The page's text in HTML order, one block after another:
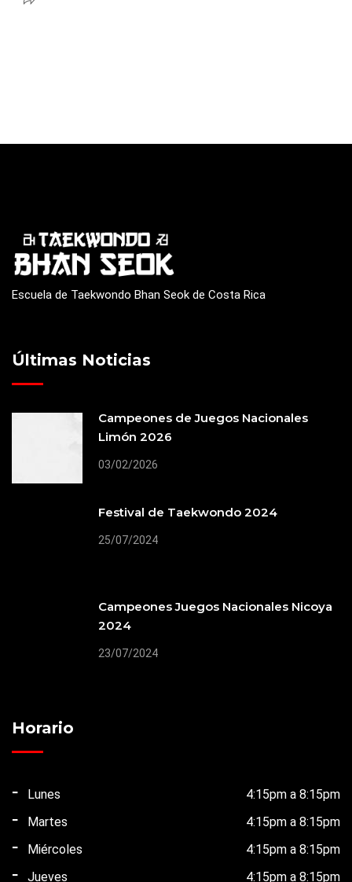
Escuela de Taekwondo Bhan Seok de Costa Rica
Últimas Noticias
Campeones de Juegos Nacionales
Limón 2026
03/02/2026
Festival de Taekwondo 2024
25/07/2024
Campeones Juegos Nacionales Nicoya
2024
23/07/2024
Horario
Lunes
4:15pm a 8:15pm
Martes
4:15pm a 8:15pm
Miércoles
4:15pm a 8:15pm
Jueves
4:15pm a 8:15pm